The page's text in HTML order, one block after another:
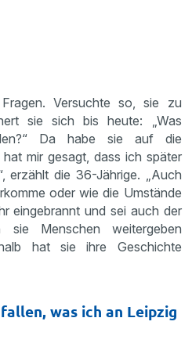
Versuchte so, sie zu
sie sich bis heute: „Was
Da habe sie auf die
mir gesagt, dass ich später
erzählt die 36-Jährige. „Auch
oder wie die Umstände
eingebrannt und sei auch der
sie Menschen weitergeben
hat sie ihre Geschichte
was ich an Leipzig